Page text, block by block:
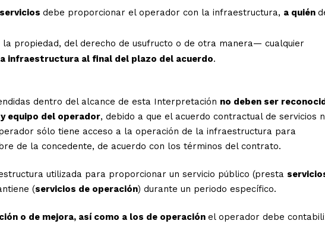
debe proporcionar el operador con la infraestructura, a quién
propiedad, del derecho de usufructo o de otra manera— cualquier
infraestructura al final del plazo del acuerdo.
dentro del alcance de esta Interpretación no deben ser
equipo del operador, debido a que el acuerdo contractual de servicios
sólo tiene acceso a la operación de la infraestructura para
de la concedente, de acuerdo con los términos del contrato.
utilizada para proporcionar un servicio público (presta
(servicios de operación) durante un periodo específico.
o de mejora, así como a los de operación el operador debe